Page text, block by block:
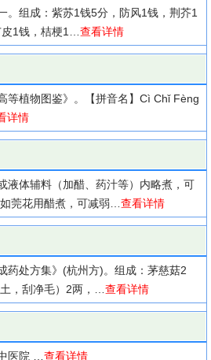
。组成：紫苏1钱5分，防风1钱，荆芥1
1钱，桔梗1… 查看详情
等植物图鉴》。【拼音名】Cì Chǐ Fènɡ
详情
液体辅料（加醋、药汁等）内略煮，可
莞花用醋煮，可减弱… 查看详情
药处方集》(杭州方)。组成：茅慈菇2
，刮净毛）2两，… 查看详情
医院 … 查看详情